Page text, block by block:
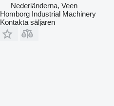
Nederländerna, Veen
Homborg Industrial Machinery
Kontakta säljaren